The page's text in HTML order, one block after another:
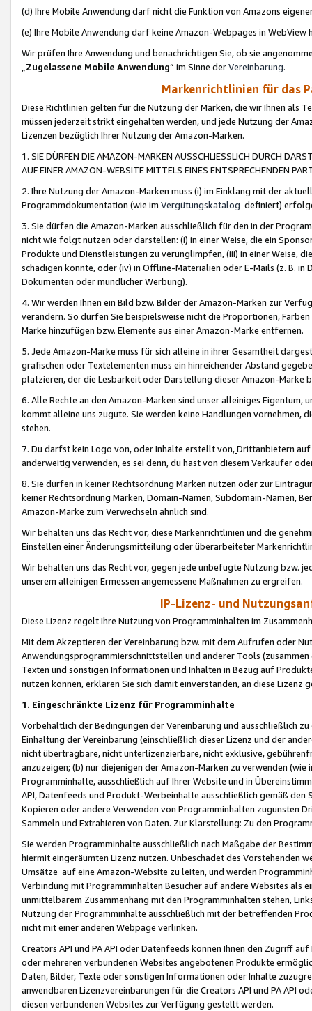
(d) Ihre Mobile Anwendung darf nicht die Funktion von Amazons
(e) Ihre Mobile Anwendung darf keine Amazon-Webpages in WebView
Wir prüfen Ihre Anwendung und benachrichtigen Sie, ob sie
„Zugelassene Mobile Anwendung“ im Sinne derVereinbarung.
Markenrichtlinien für das
Diese Richtlinien gelten für die Nutzung der Marken, die wir Ihnen als
müssen jederzeit strikt eingehalten werden, und jede Nutzung der
Lizenzen bezüglich Ihrer Nutzung der Amazon-Marken.
1. SIE DÜRFEN DIE AMAZON-MARKEN AUSSCHLIESSLICH DURCH
AUF EINER AMAZON-WEBSITE MITTELS EINES ENTSPRECHENDEN
2. Ihre Nutzung der Amazon-Marken muss (i) im Einklang mit der
Programmdokumentation (wie im Vergütungskatalog definiert)
3. Sie dürfen die Amazon-Marken ausschließlich für den in der
nicht wie folgt nutzen oder darstellen: (i) in einer Weise, die ein
Produkte und Dienstleistungen zu verunglimpfen, (iii) in einer Weise,
schädigen könnte, oder (iv) in Offline-Materialien oder E-Mails (z. B. in
Dokumenten oder mündlicher Werbung).
4. Wir werden Ihnen ein Bild bzw. Bilder der Amazon-Marken zur
verändern. So dürfen Sie beispielsweise nicht die Proportionen,
Marke hinzufügen bzw. Elemente aus einer Amazon-Marke entfernen.
5. Jede Amazon-Marke muss für sich alleine in ihrer Gesamtheit
grafischen oder Textelementen muss ein hinreichender Abstand
platzieren, der die Lesbarkeit oder Darstellung dieser Amazon-Marke
6. Alle Rechte an den Amazon-Marken sind unser alleiniges
kommt alleine uns zugute. Sie werden keine Handlungen vornehmen,
stehen.
7. Du darfst kein Logo von, oder Inhalte erstellt von,Drittanbietern auf
anderweitig verwenden, es sei denn, du hast von diesem Verkäufer
8. Sie dürfen in keiner Rechtsordnung Marken nutzen oder zur
keiner Rechtsordnung Marken, Domain-Namen, Subdomain-Namen,
Amazon-Marke zum Verwechseln ähnlich sind.
Wir behalten uns das Recht vor, diese Markenrichtlinien und die
Einstellen einer Änderungsmitteilung oder überarbeiteter
Wir behalten uns das Recht vor, gegen jede unbefugte Nutzung bzw.
unserem alleinigen Ermessen angemessene Maßnahmen zu ergreifen.
IP-Lizenz- und
Diese Lizenz regelt Ihre Nutzung von Programminhalten im
Mit dem Akzeptieren der Vereinbarung bzw. mit dem Aufrufen oder
Anwendungsprogrammierschnittstellen und anderer Tools (zusammen
Texten und sonstigen Informationen und Inhalten in Bezug auf
nutzen können, erklären Sie sich damit einverstanden, an diese Lizenz
1. Eingeschränkte Lizenz für Programminhalte
Vorbehaltlich der Bedingungen der Vereinbarung und ausschließlich
Einhaltung der Vereinbarung (einschließlich dieser Lizenz und der
nicht übertragbare, nicht unterlizenzierbare, nicht exklusive,
anzuzeigen; (b) nur diejenigen der Amazon-Marken zu verwenden
Programminhalte, ausschließlich auf Ihrer Website und in
API, Datenfeeds und Produkt-Werbeinhalte ausschließlich gemäß
Kopieren oder andere Verwenden von Programminhalten zugunsten
Sammeln und Extrahieren von Daten. Zur Klarstellung: Zu den
Sie werden Programminhalte ausschließlich nach Maßgabe der
hiermit eingeräumten Lizenz nutzen. Unbeschadet des Vorstehenden
Umsätze auf eine Amazon-Website zu leiten, und werden
Verbindung mit Programminhalten Besucher auf andere Websites als
unmittelbarem Zusammenhang mit den Programminhalten stehen,
Nutzung der Programminhalte ausschließlich mit der betreffenden
nicht mit einer anderen Webpage verlinken.
Creators API und PA API oder Datenfeeds können Ihnen den Zugriff
oder mehreren verbundenen Websites angebotenen Produkte
Daten, Bilder, Texte oder sonstigen Informationen oder Inhalte
anwendbaren Lizenzvereinbarungen für die Creators API und PA API
diesen verbundenen Websites zur Verfügung gestellt werden.